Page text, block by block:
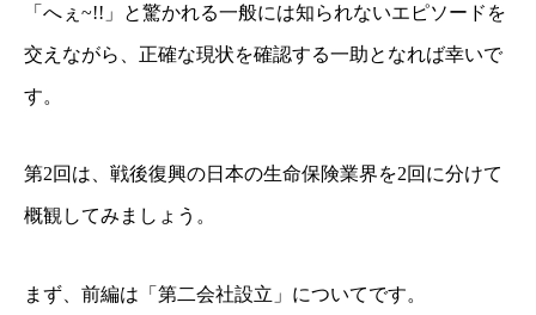
「へぇ~!!」と驚かれる一般には知られないエピソードを
交えながら、正確な現状を確認する一助となれば幸いで
す。
第2回は、戦後復興の日本の生命保険業界を2回に分けて
概観してみましょう。
まず、前編は「第二会社設立」についてです。